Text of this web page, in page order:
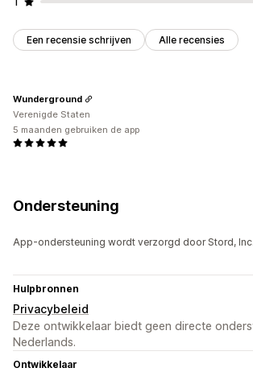
Een recensie schrijven Alle recensies
Wunderground
Verenigde Staten
5 maanden gebruiken de app
Ondersteuning
App-ondersteuning wordt verzorgd door Stord, Inc.
Hulpbronnen
Privacybeleid
Deze ontwikkelaar biedt geen directe
Nederlands.
Ontwikkelaar